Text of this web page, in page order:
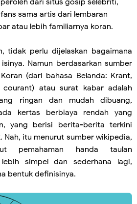
sama artis dari lembaran
atau lebih familiarnya koran.
tidak perlu dijelaskan bagaimana
Namun berdasarkan sumber
(dari bahasa Belanda: Krant,
courant) atau surat kabar adalah
ringan dan mudah dibuang,
kertas berbiaya rendah yang
yang berisi berita-berita terkini
itu menurut sumber wikipedia,
pemahaman handa taulan
simpel dan sederhana lagi,
bentuk definisinya.